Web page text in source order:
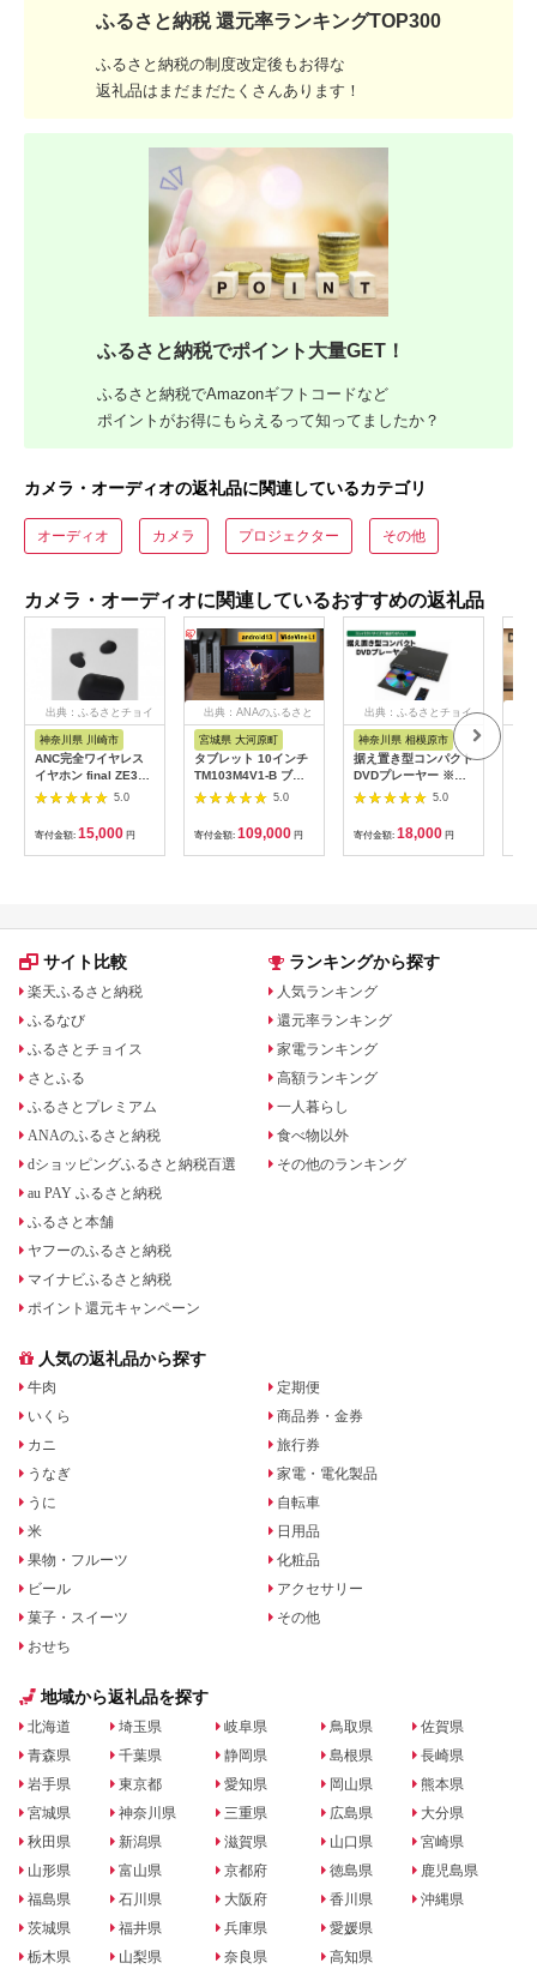
ふるさと納税 還元率ランキングTOP300
ふるさと納税の制度改定後もお得な
返礼品はまだまだたくさんあります！
ふるさと納税でポイント大量GET！
ふるさと納税でAmazonギフトコードなど
ポイントがお得にもらえるって知ってましたか？
カメラ・オーディオの返礼品に関連しているカテゴリ
オーディオ カメラ プロジェクター その他
カメラ・オーディオに関連しているおすすめの返礼品
出典：ふるさとチョイ
神奈川県 川崎市
ANC完全ワイヤレス
イヤホン final ZE300
ZE3000の小型モデル
/ノイズキャンセリン
グ/ノイキャン/外音取
り込み/マイク付き
【カラー選択可】
5.0
寄付金額: 15,000 円
出典：ANAのふるさと
宮城県 大河原町
タブレット 10インチ
TM103M4V1-B ブラ
ック アイリスオーヤ
マ LUCA アンドロイ
ド android tablet
1920×1200 大画面
RAM 4GB
5.0
寄付金額: 109,000 円
出典：ふるさとチョイ
神奈川県 相模原市
据え置き型コンパクト
DVDプレーヤー ※離
島への配送不可5.0
寄付金額: 18,000 円
サイト比較
楽天ふるさと納税
ふるなび
ふるさとチョイス
さとふる
ふるさとプレミアム
ANAのふるさと納税
dショッピングふるさと納税百選
au PAY ふるさと納税
ふるさと本舗
ヤフーのふるさと納税
マイナビふるさと納税
ポイント還元キャンペーン
ランキングから探す
人気ランキング
還元率ランキング
家電ランキング
高額ランキング
一人暮らし
食べ物以外
その他のランキング
人気の返礼品から探す
牛肉
いくら
カニ
うなぎ
うに
米
果物・フルーツ
ビール
菓子・スイーツ
おせち
定期便
商品券・金券
旅行券
家電・電化製品
自転車
日用品
化粧品
アクセサリー
その他
地域から返礼品を探す
北海道
青森県
岩手県
宮城県
秋田県
山形県
福島県
茨城県
栃木県
埼玉県
千葉県
東京都
神奈川県
新潟県
富山県
石川県
福井県
山梨県
岐阜県
静岡県
愛知県
三重県
滋賀県
京都府
大阪府
兵庫県
奈良県
鳥取県
島根県
岡山県
広島県
山口県
徳島県
香川県
愛媛県
高知県
佐賀県
長崎県
熊本県
大分県
宮崎県
鹿児島県
沖縄県